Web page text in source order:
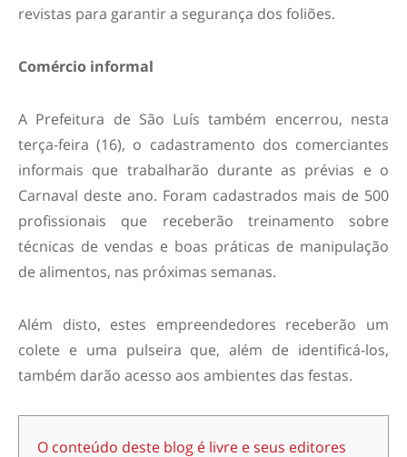
revistas para garantir a segurança dos foliões.
Comércio informal
A Prefeitura de São Luís também encerrou, nesta
terça-feira (16), o cadastramento dos comerciantes
informais que trabalharão durante as prévias e o
Carnaval deste ano. Foram cadastrados mais de 500
profissionais que receberão treinamento sobre
técnicas de vendas e boas práticas de manipulação
de alimentos, nas próximas semanas.
Além disto, estes empreendedores receberão um
colete e uma pulseira que, além de identificá-los,
também darão acesso aos ambientes das festas.
O conteúdo deste blog é livre e seus editores